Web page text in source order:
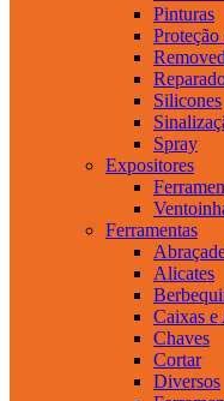
Pinturas
Silicones
Spray
Expositores
Ferramentas
Alicates
Caixas e
Chaves
Cortar
Diversos